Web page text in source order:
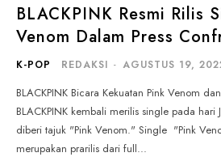
BLACKPINK Resmi Rilis
Venom Dalam Press
K-POP REDAKSI - AGUSTUS 19,
BLACKPINK Bicara Kekuatan Pink Venom
BLACKPINK kembali merilis single pada hari
diberi tajuk "Pink Venom." Single "Pink
merupakan prarilis dari full...